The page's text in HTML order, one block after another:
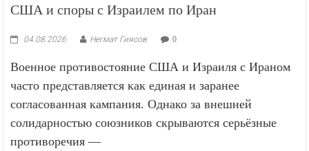
США и споры с Израилем по Иран
04.08.2026 Негмат Гиясов 0
Военное противостояние США и Израиля с Ираном
часто представляется как единая и заранее
согласованная кампания. Однако за внешней
солидарностью союзников скрываются серьёзные
противоречия —